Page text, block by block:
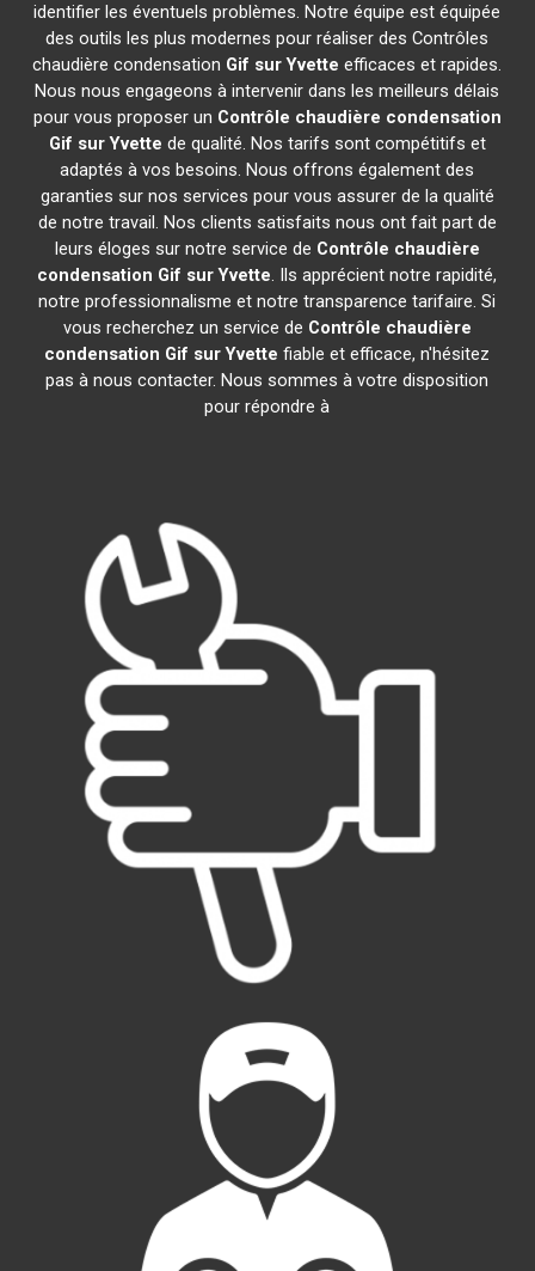
identifier les éventuels problèmes. Notre équipe est équipée
des outils les plus modernes pour réaliser des Contrôles
chaudière condensation Gif sur Yvette efficaces et rapides.
Nous nous engageons à intervenir dans les meilleurs délais
pour vous proposer un Contrôle chaudière condensation
Gif sur Yvette de qualité. Nos tarifs sont compétitifs et
adaptés à vos besoins. Nous offrons également des
garanties sur nos services pour vous assurer de la qualité
de notre travail. Nos clients satisfaits nous ont fait part de
leurs éloges sur notre service de Contrôle chaudière
condensation Gif sur Yvette. Ils apprécient notre rapidité,
notre professionnalisme et notre transparence tarifaire. Si
vous recherchez un service de Contrôle chaudière
condensation Gif sur Yvette fiable et efficace, n'hésitez
pas à nous contacter. Nous sommes à votre disposition
pour répondre à